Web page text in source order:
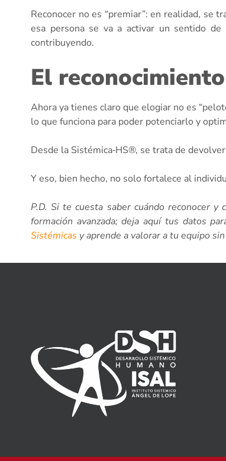
Reconocer no es “premiar”: en realidad, se
esa persona se va a activar un sentido
contribuyendo.
El
Ahora ya tienes claro que elogiar no es
lo que funciona para poder potenciarlo y
Desde la Sistémica‑HS®, se trata de
Y eso, bien hecho, no solo fortalece al
P.D. Si te cuesta saber cuándo reconocer
formación avanzada; deja aquí tus datos
Sistémicas y aprende a valorar a tu equipo